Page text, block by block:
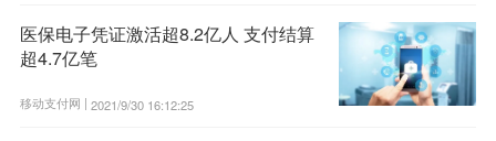
医保电子凭证激活超8.2亿人 支付结算
超4.7亿笔
移动支付网 | 2021/9/30 16:12:25